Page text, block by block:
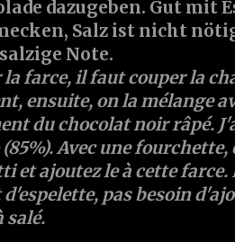
dazugeben. Gut mit
Salz ist nicht
Note.
lafarce, il faut couper la
ensuite, on la mélange
duchocolatnoir râpé.
Avec une
et ajoutez le à cette farce.
pas besoin
salé.